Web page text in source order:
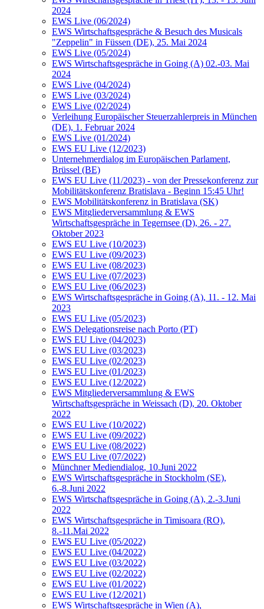
2024
EWS Live (06/2024)
EWS Wirtschaftsgespräche & Besuch des Musicals
"Zeppelin" in Füssen (DE), 25. Mai 2024
EWS Live (05/2024)
EWS Wirtschaftsgespräche in Going (A) 02.-03. Mai
2024
EWS Live (04/2024)
EWS Live (03/2024)
EWS Live (02/2024)
Verleihung Europäischer Steuerzahlerpreis in München
(DE), 1. Februar 2024
EWS Live (01/2024)
EWS EU Live (12/2023)
Unternehmerdialog im Europäischen Parlament,
Brüssel (BE)
EWS EU Live (11/2023) - von der Pressekonferenz zur
Mobilitätskonferenz Bratislava - Beginn 15:45 Uhr!
EWS Mobilitätskonferenz in Bratislava (SK)
EWS Mitgliederversammlung & EWS
Wirtschaftsgespräche in Tegernsee (D), 26. - 27.
Oktober 2023
EWS EU Live (10/2023)
EWS EU Live (09/2023)
EWS EU Live (08/2023)
EWS EU Live (07/2023)
EWS EU Live (06/2023)
EWS Wirtschaftsgespräche in Going (A), 11. - 12. Mai
2023
EWS EU Live (05/2023)
EWS Delegationsreise nach Porto (PT)
EWS EU Live (04/2023)
EWS EU Live (03/2023)
EWS EU Live (02/2023)
EWS EU Live (01/2023)
EWS EU Live (12/2022)
EWS Mitgliederversammlung & EWS
Wirtschaftsgespräche in Weissach (D), 20. Oktober
2022
EWS EU Live (10/2022)
EWS EU Live (09/2022)
EWS EU Live (08/2022)
EWS EU Live (07/2022)
Münchner Mediendialog, 10.Juni 2022
EWS Wirtschaftsgespräche in Stockholm (SE),
6.-8.Juni 2022
EWS Wirtschaftsgespräche in Going (A), 2.-3.Juni
2022
EWS Wirtschaftsgespräche in Timisoara (RO),
8.-11.Mai 2022
EWS EU Live (05/2022)
EWS EU Live (04/2022)
EWS EU Live (03/2022)
EWS EU Live (02/2022)
EWS EU Live (01/2022)
EWS EU Live (12/2021)
EWS Wirtschaftsgespräche in Wien (A),